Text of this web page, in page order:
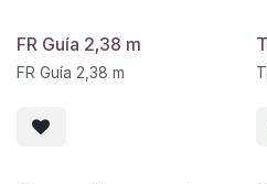
FR Guía 2,38 m
FR Guía 2,38 m